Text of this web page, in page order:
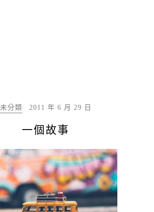
未分類 2011 年 6 月 29 日
一個故事